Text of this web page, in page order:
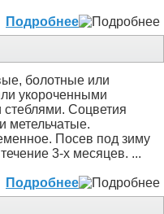
Подробнее
болотные или
укороченными
Соцветия
метельчатые.
Посев под зиму
3-х месяцев. ...
Подробнее